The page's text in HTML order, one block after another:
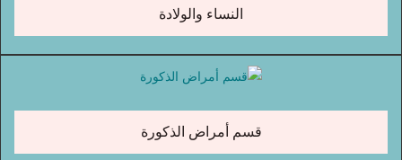
النساء والولادة
قسم أمراض الذكورة